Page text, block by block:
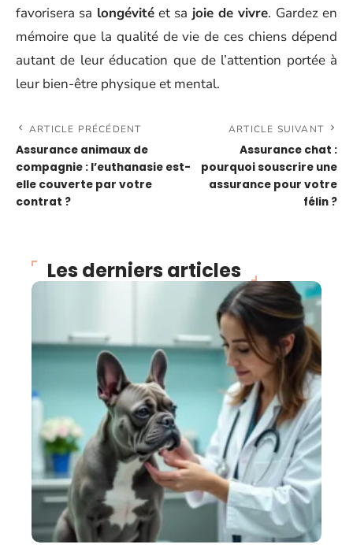
favorisera sa longévitéet sa joie de vivre. Gardez en
mémoire que la qualité de vie de ces chiens dépend
autant de leur éducation que de l’attention portée à
leur bien-être physique et mental.
ARTICLE PRÉCÉDENT
Assurance animaux de
compagnie : l’euthanasie est-
elle couverte par votre
contrat ?
ARTICLE SUIVANT
Assurance chat :
pourquoi souscrire une
assurance pour votre
félin ?
Les derniers articles